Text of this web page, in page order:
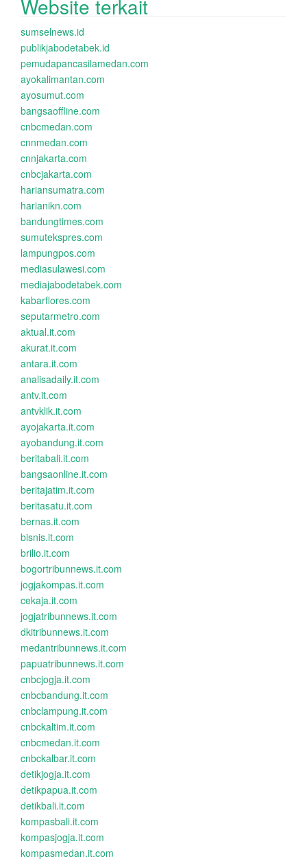
Website terkait
sumselnews.id
publikjabodetabek.id
pemudapancasilamedan.com
ayokalimantan.com
ayosumut.com
bangsaoffline.com
cnbcmedan.com
cnnmedan.com
cnnjakarta.com
cnbcjakarta.com
hariansumatra.com
harianikn.com
bandungtimes.com
sumutekspres.com
lampungpos.com
mediasulawesi.com
mediajabodetabek.com
kabarflores.com
seputarmetro.com
aktual.it.com
akurat.it.com
antara.it.com
analisadaily.it.com
antv.it.com
antvklik.it.com
ayojakarta.it.com
ayobandung.it.com
beritabali.it.com
bangsaonline.it.com
beritajatim.it.com
beritasatu.it.com
bernas.it.com
bisnis.it.com
brilio.it.com
bogortribunnews.it.com
jogjakompas.it.com
cekaja.it.com
jogjatribunnews.it.com
dkitribunnews.it.com
medantribunnews.it.com
papuatribunnews.it.com
cnbcjogja.it.com
cnbcbandung.it.com
cnbclampung.it.com
cnbckaltim.it.com
cnbcmedan.it.com
cnbckalbar.it.com
detikjogja.it.com
detikpapua.it.com
detikbali.it.com
kompasbali.it.com
kompasjogja.it.com
kompasmedan.it.com